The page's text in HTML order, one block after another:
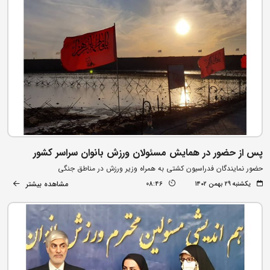
پس از حضور در همایش مسئولان ورزش بانوان سراسر کشور
حضور نمایندگان فدراسیون کشتی به همراه وزیر ورزش در مناطق جنگی
یکشنبه ۲۹ بهمن ۱۴۰۲ 08:46 مشاهده بیشتر